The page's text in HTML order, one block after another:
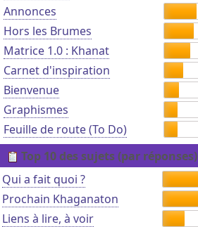
Annonces
Hors les Brumes
Matrice 1.0 : Khanat
Carnet d'inspiration
Bienvenue
Graphismes
Feuille de route (To Do)
Top 10 des sujets (par réponses)
Qui a fait quoi ?
Prochain Khaganaton
Liens à lire, à voir